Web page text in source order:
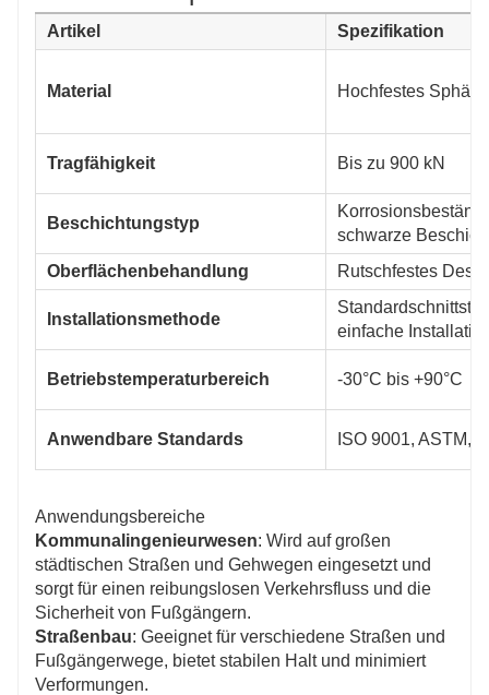
Artikel Spezifikation
Material Hochfestes
Tragfähigkeit Bis zu 900 kN
Beschichtungstyp
schwarze
Oberflächenbehandlung
Rutschfestes
Installationsmethode
einfache
Betriebstemperaturbereich -30°C bis +90°C
Anwendbare Standards ISO 9001, ASTM,
Anwendungsbereiche
Kommunalingenieurwesen: Wird auf großen
städtischen Straßen und Gehwegen eingesetzt und
sorgt für einen reibungslosen Verkehrsfluss und die
Sicherheit von Fußgängern.
Straßenbau: Geeignet für verschiedene Straßen und
Fußgängerwege, bietet stabilen Halt und minimiert
Verformungen.